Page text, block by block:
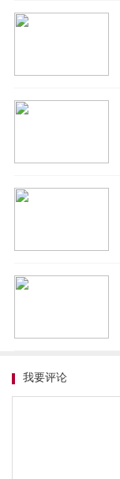
我要评论